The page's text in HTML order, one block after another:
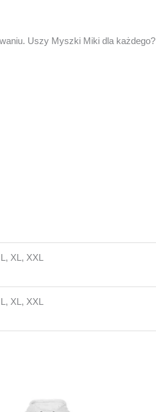
Uszy Myszki Miki dla każdego?
XL, XXL
XL, XXL